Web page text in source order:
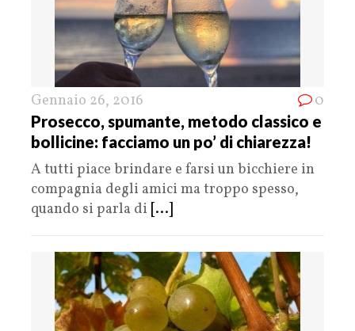
Gennaio 26, 2016 0
Prosecco, spumante, metodo classico e
bollicine: facciamo un po’ di chiarezza!
A tutti piace brindare e farsi un bicchiere in
compagnia degli amici ma troppo spesso,
quando si parla di [...]